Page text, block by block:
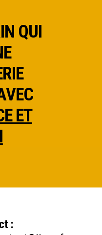
QUI
ET
: